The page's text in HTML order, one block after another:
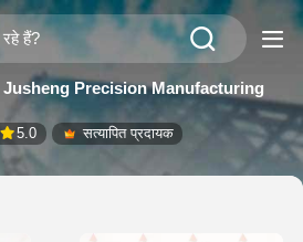
Precision Manufacturing
5.0 सत्यापित प्रदायक